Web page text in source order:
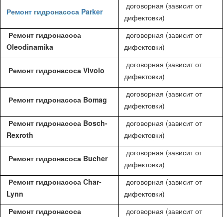
Ремонт гидронасоса Parker
договорная (зависит от
дифектовки)
Ремонт гидронасоса
Oleodinamika
договорная (зависит от
дифектовки)
Ремонт гидронасоса Vivolo
договорная (зависит от
дифектовки)
Ремонт гидронасоса Bomag
договорная (зависит от
дифектовки)
Ремонт гидронасоса Bosch-
Rexroth
договорная (зависит от
дифектовки)
Ремонт гидронасоса Bucher
договорная (зависит от
дифектовки)
Ремонт гидронасоса Char-
Lynn
договорная (зависит от
дифектовки)
Ремонт гидронасоса
договорная (зависит от